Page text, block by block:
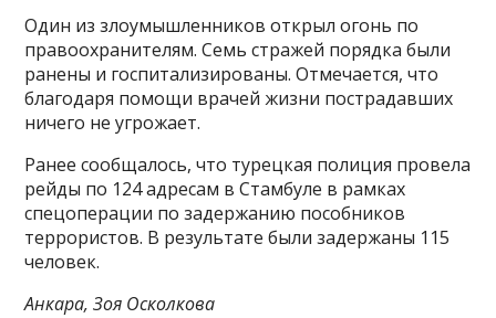
Один из злоумышленников открыл огонь по
правоохранителям. Семь стражей порядка были
ранены и госпитализированы. Отмечается, что
благодаря помощи врачей жизни пострадавших
ничего не угрожает.
Ранее сообщалось, что турецкая полиция провела
рейды по 124 адресам в Стамбуле в рамках
спецоперации по задержанию пособников
террористов. В результате были задержаны 115
человек.
Анкара, Зоя Осколкова